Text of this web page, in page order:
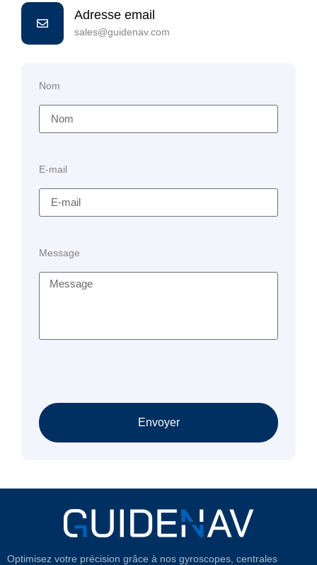
Adresse email
sales@guidenav.com
Nom
E-mail
Message
Envoyer
Optimisez votre précision grâce à nos gyroscopes, centrales